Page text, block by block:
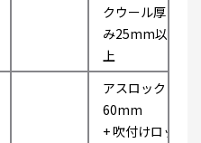
クウール厚
み25mm以
上
アスロック
60mm
+ 吹付けロッ